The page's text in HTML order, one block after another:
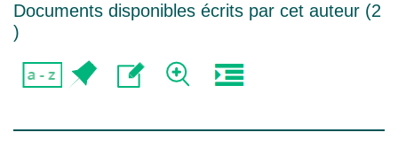
Documents disponibles écrits par cet auteur (2
)